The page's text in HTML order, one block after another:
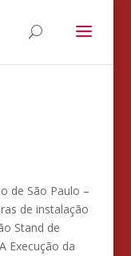
de São Paulo –
de instalação
Stand de
Execução da